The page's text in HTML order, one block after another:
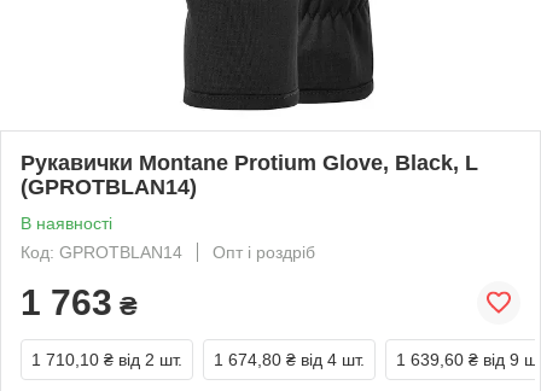
Рукавички Montane Protium Glove, Black, L
(GPROTBLAN14)
В наявності
Код: GPROTBLAN14
Опт і роздріб
1 763 ₴
1 710,10 ₴ від 2 шт. 1 674,80 ₴ від 4 шт. 1 639,60 ₴ від 9